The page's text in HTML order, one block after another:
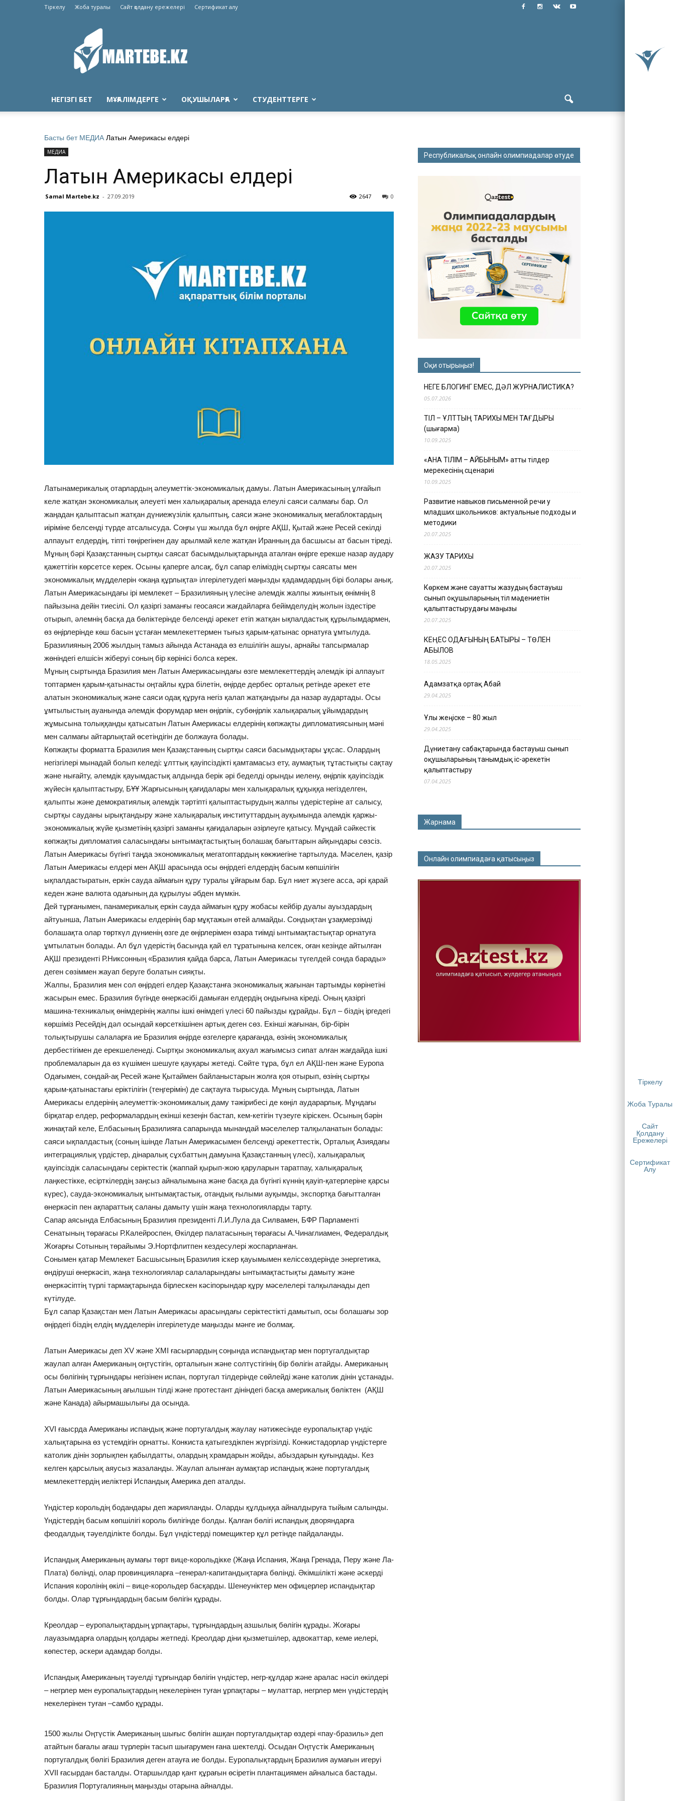
Тіркелу
Жоба Туралы
Сайт
Қолдану
Ережелері
Сертификат
Алу
Тіркелу Жоба туралы Сайт қолдану ережелері Сертификат алу
Martebe.kz
білім
сайты
НЕГІЗГІ БЕТ МҰҒАЛІМДЕРГЕ ОҚУШЫЛАРҒА СТУДЕНТТЕРГЕ
Басты бет МЕДИА Латын Америкасы елдері
МЕДИА
Латын Америкасы елдері
Samal Martebe.kz - 27.09.2019 0
2647
Латынамерикалық отарлардың әлеуметтік-экономикалық дамуы. Латын Америкасының ұлғайып
келе жатқан экономикалық әлеуеті мен халықаралық аренада елеулі саяси салмағы бар. Ол
жаңадан қалыптасып жатқан дүниежүзілік қалыптың, саяси және экономикалық мегаблоктардың
иіріміне белсенді түрде атсалысуда. Соңғы үш жылда бұл өңірге АҚШ, Қытай және Ресей секілді
алпауыт елдердің, тіпті төңірегінен дау арылмай келе жатқан Иранның да басшысы ат басын тіреді.
Мұның бәрі Қазақстанның сыртқы саясат басымдылықтарында аталған өңірге ерекше назар аудару
қажеттігін көрсетсе керек. Осыны қаперге алсақ, бұл сапар еліміздің сыртқы саясаты мен
экономикалық мүдделерін «жаңа құрлықта» ілгерілетудегі маңызды қадамдардың бірі болары анық.
Латын Америкасындағы ірі мемлекет – Бразилияның үлесіне әлемдік жалпы жиынтық өнімнің 8
пайызына дейін тиесілі. Ол қазіргі заманғы геосаяси жағдайларға бейімделудің жолын іздестіре
отырып, әлемнің басқа да бөліктерінде белсенді әрекет етіп жатқан ықпалдастық құрылымдармен,
өз өңірлерінде көш басын ұстаған мемлекеттермен тығыз қарым-қатынас орнатуға ұмтылуда.
Бразилияның 2006 жылдың тамыз айында Астанада өз елшілігін ашуы, арнайы тапсырмалар
жөніндегі елшісін жіберуі соның бір көрінісі болса керек.
Мұның сыртында Бразилия мен Латын Америкасындағы өзге мемлекеттердің әлемдік ірі алпауыт
топтармен қарым-қатынасты оңтайлы құра білетін, өңірде дербес орталық ретінде әрекет ете
алатын экономикалық және саяси одақ құруға негіз қалап жатқандығы да назар аудартады. Осы
ұмтылыстың ауанында әлемдік форумдар мен өңірлік, субөңірлік халықаралық ұйымдардың
жұмысына толыққанды қатысатын Латын Америкасы елдерінің көпжақты дипломатиясының мәні
мен салмағы айтарлықтай өсетіндігін де болжауға болады.
Көпжақты форматта Бразилия мен Қазақстанның сыртқы саяси басымдықтары ұқсас. Олардың
негізгілері мынадай болып келеді: ұлттық қауіпсіздікті қамтамасыз ету, аумақтық тұтастықты сақтау
және нығайту, әлемдік қауымдастық алдында берік әрі беделді орынды иелену, өңірлік қауіпсіздік
жүйесін қалыптастыру, БҰҰ Жарғысының қағидалары мен халықаралық құқыққа негізделген,
қалыпты және демократиялық әлемдік тәртіпті қалыптастырудың жалпы үдерістеріне ат салысу,
сыртқы сауданы ырықтандыру және халықаралық институттардың ауқымында әлемдік қаржы-
экономикалық жүйе қызметінің қазіргі заманғы қағидаларын әзірлеуге қатысу. Мұндай сәйкестік
көпжақты дипломатия саласындағы ынтымақтастықтың болашақ бағыттарын айқындары сөзсіз.
Латын Америкасы бүгінгі таңда экономикалық мегатоптардың көкжиегіне тартылуда. Мәселен, қазір
Латын Америкасы елдері мен АҚШ арасында осы өңірдегі елдердің басым көпшілігін
ықпалдастыратын, еркін сауда аймағын құру туралы ұйғарым бар. Бұл ниет жүзеге асса, әрі қарай
кеден және валюта одағының да құрылуы әбден мүмкін.
Дей тұрғанымен, панамерикалық еркін сауда аймағын құру жобасы кейбір дуалы ауыздардың
айтуынша, Латын Америкасы елдерінің бар мұқтажын өтей алмайды. Сондықтан ұзақмерзімді
болашақта олар төрткүл дүниенің өзге де өңірлерімен өзара тиімді ынтымақтастықтар орнатуға
ұмтылатын болады. Ал бұл үдерістің басында қай ел тұратынына келсек, оған кезінде айтылған
АҚШ президенті Р.Никсонның «Бразилия қайда барса, Латын Америкасы түгелдей сонда барады»
деген сөзіммен жауап беруге болатын сияқты.
Жалпы, Бразилия мен сол өңірдегі елдер Қазақстанға экономикалық жағынан тартымды көрінетіні
жасырын емес. Бразилия бүгінде өнеркәсібі дамыған елдердің ондығына кіреді. Оның қазіргі
машина-техникалық өнімдерінің жалпы ішкі өнімдегі үлесі 60 пайызды құрайды. Бұл – біздің іргедегі
көршіміз Ресейдің дәл осындай көрсеткішінен артық деген сөз. Екінші жағынан, бір-бірін
толықтырушы салаларға ие Бразилия өңірде өзгелерге қарағанда, өзінің экономикалық
дербестігімен де ерекшеленеді. Сыртқы экономикалық ахуал жағымсыз сипат алған жағдайда ішкі
проблемаларын да өз күшімен шешуге қауқары жетеді. Сөйте тұра, бұл ел АҚШ-пен және Еуропа
Одағымен, сондай-ақ Ресей және Қытаймен байланыстарын жолға қоя отырып, өзінің сыртқы
қарым-қатынастағы еріктілігін (теңгерімін) де сақтауға тырысуда. Мұның сыртында, Латын
Америкасы елдерінің әлеуметтік-экономикалық даму тәжірибесі де көңіл аударарлық. Мұндағы
бірқатар елдер, реформалардың екінші кезеңін бастап, кем-кетігін түзеуге кіріскен. Осының бәрін
жинақтай келе, Елбасының Бразилияға сапарында мынандай мәселелер талқыланатын болады:
саяси ықпалдастық (соның ішінде Латын Америкасымен белсенді әрекеттестік, Орталық Азиядағы
интеграциялық үрдістер, дінаралық сұхбаттың дамуына Қазақстанның үлесі), халықаралық
қауіпсіздік саласындағы серіктестік (жаппай қырып-жою қаруларын таратпау, халықаралық
лаңкестікке, есірткілердің заңсыз айналымына және басқа да бүгінгі күннің қауіп-қатерлеріне қарсы
күрес), сауда-экономикалық ынтымақтастық, отандық ғылыми ауқымды, экспортқа бағытталған
өнеркәсіп пен ақпараттық саланы дамыту үшін жаңа технологияларды тарту.
Сапар аясында Елбасының Бразилия президенті Л.И.Лула да Силвамен, БФР Парламенті
Сенатының төрағасы Р.Калейроспен, Өкілдер палатасының төрағасы А.Чинаглиамен, Федералдық
Жоғарғы Сотының төрайымы Э.Нортфлитпен кездесулері жоспарланған.
Сонымен қатар Мемлекет Басшысының Бразилия іскер қауымымен келіссөздерінде энергетика,
өндіруші өнеркәсіп, жаңа технологиялар салаларындағы ынтымақтастықты дамыту және
өнеркәсіптің түрлі тармақтарында бірлескен кәсіпорындар құру мәселелері талқыланады деп
күтілуде.
Бұл сапар Қазақстан мен Латын Америкасы арасындағы серіктестікті дамытып, осы болашағы зор
өңірдегі біздің елдің мүдделерін ілгерілетуде маңызды мәнге ие болмақ.
Латын Америкасы деп ХV және ХМІ ғасырлардың соңында испандықтар мен португалдықтар
жаулап алған Американың оңтүстігін, орталығын және солтүстігінің бір бөлігін атайды. Американың
осы бөлігінің тұрғындары негізінен испан, португал тілдерінде сөйлейді және католик дінін ұстанады.
Латын Америкасының ағылшын тілді және протестант дініндегі басқа америкалық бөліктен (АҚШ
және Канада) айырмашылығы да осында.
ХVІ ғаысрда Американы испандық және португалдық жаулау нәтижесінде еуропалықтар үндіс
халықтарына өз үстемдігін орнатты. Конкиста қатыгездікпен жүргізілді. Конкистадорлар үндістерге
католик дінін зорлықпен қабылдатты, олардың храмдарын жойды, абыздарын қуғындады. Кез
келген қарсылық аяусыз жазаланды. Жаулап алынған аумақтар испандық және португалдық
мемлекеттердің иеліктері Испандық Америка деп аталды.
Үндістер корольдің бодандары деп жарияланды. Оларды құлдыққа айналдыруға тыйым салынды.
Үндістердің басым көпшілігі король билігінде болды. Қалған бөлігі испандық дворяндарға
феодалдық тәуелділікте болды. Бұл үндістерді помещиктер құл ретінде пайдаланды.
Испандық Американың аумағы төрт вице-корольдікке (Жаңа Испания, Жаңа Гренада, Перу және Ла-
Плата) бөлінді, олар провинцияларға –генерал-капитандықтарға бөлінді. Әкімшілікті және әскерді
Испания королінің өкілі – вице-корольдер басқарды. Шенеуніктер мен офицерлер испандықтар
болды. Олар тұрғындардың басым бөлігін құрады.
Креолдар – еуропалықтардың ұрпақтары, тұрғындардың азшылық бөлігін құрады. Жоғары
лауазымдарға олардың қолдары жетпеді. Креолдар діни қызметшілер, адвокаттар, кеме иелері,
көпестер, әскери адамдар болды.
Испандық Американың тәуелді тұрғындар бөлігін үндістер, негр-құлдар және аралас нәсіл өкілдері
– негрлер мен еуропалықтардың некелерінен туған ұрпақтары – мулаттар, негрлер мен үндістердің
некелерінен туған –самбо құрады.
1500 жылы Оңтүстік Американың шығыс бөлігін ашқан португалдықтар өздері «пау-бразиль» деп
атайтын бағалы ағаш түрлерін тасып шығарумен ғана шектелді. Осыдан Оңтүстік Американың
португалдық бөлігі Бразилия деген атауға ие болды. Еуропалықтардың Бразилия аумағын игеруі
ХVІІ ғасырдан басталды. Отаршылдар қант құрағын өсіретін плантациямен айналыса бастады.
Бразилия Португалияның маңызды отарына айналды.
Республикалық онлайн олимпиадалар өтуде
Оқи отырыңыз!
НЕГЕ БЛОГИНГ ЕМЕС, ДӘЛ ЖУРНАЛИСТИКА?
05.07.2026
ТІЛ – ҰЛТТЫҢ ТАРИХЫ МЕН ТАҒДЫРЫ
(шығарма)
10.09.2025
«АНА ТІЛІМ – АЙБЫНЫМ» атты тілдер
мерекесінің сценариі
10.09.2025
Развитие навыков письменной речи у
младших школьников: актуальные подходы и
методики
20.07.2025
ЖАЗУ ТАРИХЫ
20.07.2025
Көркем және сауатты жазудың бастауыш
сынып оқушыларының тіл мәдениетін
қалыптастырудағы маңызы
20.07.2025
КЕҢЕС ОДАҒЫНЫҢ БАТЫРЫ – ТӨЛЕН
ҚАБЫЛОВ
18.05.2025
Адамзатқа ортақ Абай
29.04.2025
Ұлы жеңіске – 80 жыл
29.04.2025
Дүниетану сабақтарында бастауыш сынып
оқушыларының танымдық іс-әрекетін
қалыптастыру
07.04.2025
Жарнама
Онлайн олимпиадаға қатысыңыз